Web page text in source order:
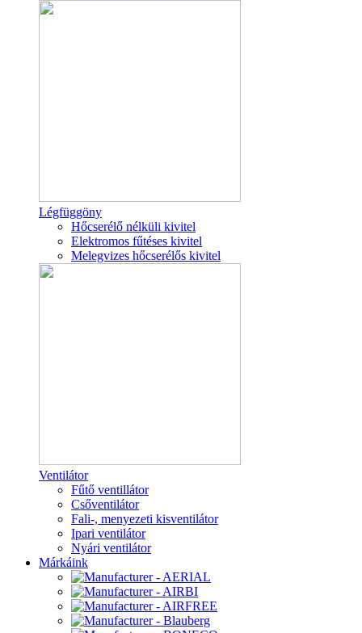
Légfüggöny
Hőcserélő nélküli kivitel
Elektromos fűtéses kivitel
Melegvizes hőcserélős kivitel
Ventilátor
Fűtő ventillátor
Csőventilátor
Fali-, menyezeti kisventilátor
Ipari ventilátor
Nyári ventilátor
Márkáink